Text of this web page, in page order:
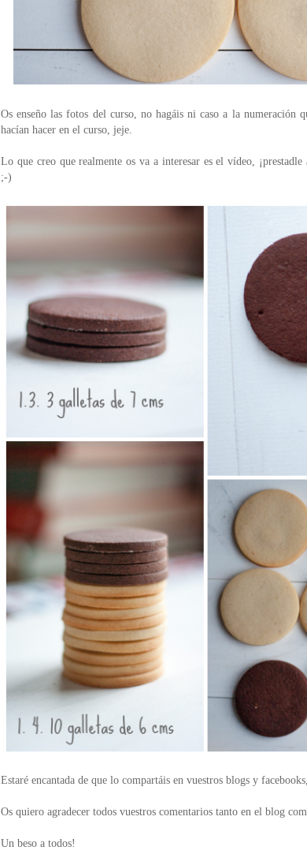
Os enseño las fotos del curso, no hagáis ni caso a la numeración
hacían hacer en el curso, jeje.
Lo que creo que realmente os va a interesar es el vídeo,
;-)
Estaré encantada de que lo compartáis en vuestros blogs y
Os quiero agradecer todos vuestros comentarios tanto en el blog
Un beso a todos!